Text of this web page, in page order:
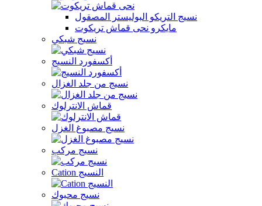
نسيج التريكو البوليستر المصقول
مايكرو نحى قماش تريكوت
نسيج شبكي
أكسفورد النسيج
نسيج من جلد الغزال
قماش الانترلوك
نسيج مصبوغ الغزل
نسيج مركب
Cation النسيج
نسيج محبوك